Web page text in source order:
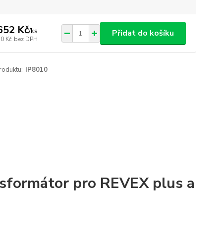
Kč/ks
Kč bez DPH
Přidat do košíku
IP8010
pro REVEX plus a